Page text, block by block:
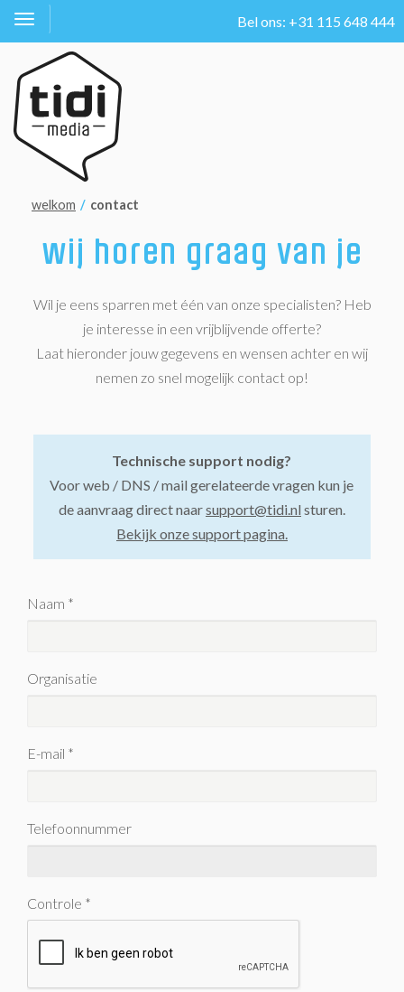
Toggle
navigation
Bel ons: +31 115 648 444
welkom contact
wij horen graag van je
Wil je eens sparren met één van onze specialisten? Heb
je interesse in een vrijblijvende offerte?
Laat hieronder jouw gegevens en wensen achter en wij
nemen zo snel mogelijk contact op!
Technische support nodig?
Voor web / DNS / mail gerelateerde vragen kun je
de aanvraag direct naarsupport@tidi.nl sturen.
Bekijk onze support pagina.
Naam *
Organisatie
E-mail *
Telefoonnummer
Controle *